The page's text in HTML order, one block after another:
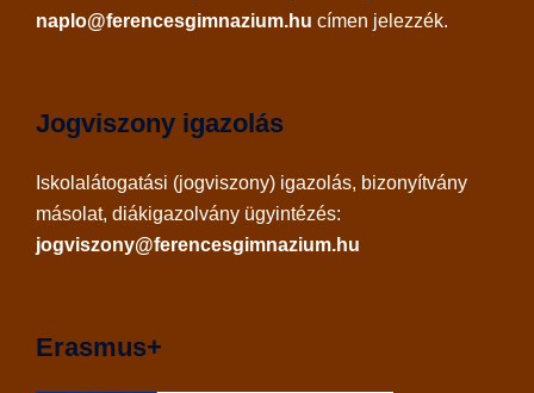
naplo@ferencesgimnazium.hu címen jelezzék.
Jogviszony igazolás
Iskolalátogatási (jogviszony) igazolás, bizonyítvány
másolat, diákigazolvány ügyintézés:
jogviszony@ferencesgimnazium.hu
Erasmus+